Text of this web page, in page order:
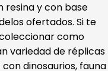
resina y con base
ofertados. Si te
como
variedad de réplicas
dinosaurios, fauna